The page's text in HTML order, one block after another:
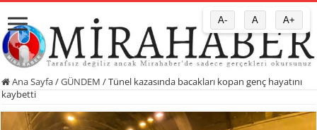
Ana Sayfa/GÜNDEM /Tünel kazasında bacakları kopan genç hayatını
kaybetti
A- A A+